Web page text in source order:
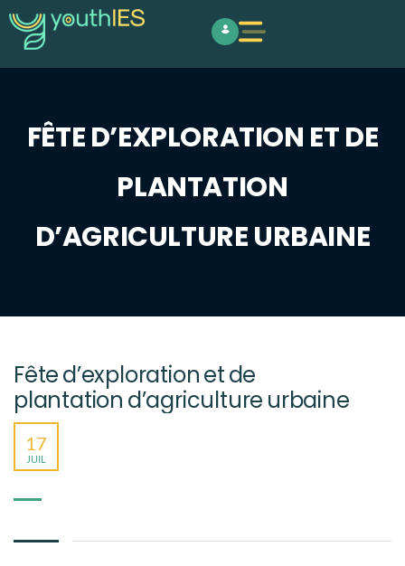
FÊTE D’EXPLORATION ET DE
PLANTATION
D’AGRICULTURE URBAINE
Fête d’exploration et de
plantation d’agriculture urbaine
17
JUIL